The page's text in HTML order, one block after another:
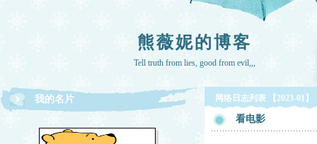
熊薇妮的博客
Tell truth from lies, good from evil,,,
我的名片 网络日志列表 【2023-01】
看电影